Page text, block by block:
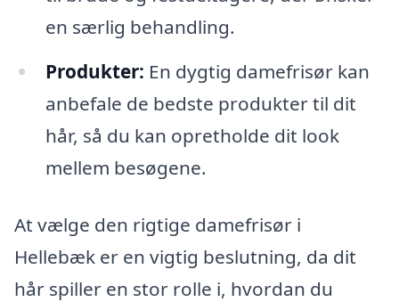
en særlig behandling.
Produkter: En dygtig damefrisør kan
anbefale de bedste produkter til dit
hår, så du kan opretholde dit look
mellem besøgene.
At vælge den rigtige damefrisør i
Hellebæk er en vigtig beslutning, da dit
hår spiller en stor rolle i, hvordan du